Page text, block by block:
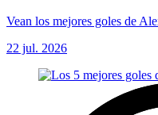
Vean los mejores goles de
22 jul. 2026